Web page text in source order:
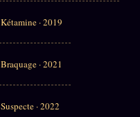
Kétamine · 2019
Braquage · 2021
Suspecte · 2022